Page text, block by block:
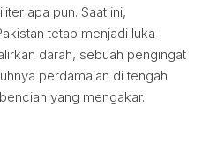
apa pun. Saat ini,
tetap menjadi luka
darah, sebuah pengingat
perdamaian di tengah
yang mengakar.